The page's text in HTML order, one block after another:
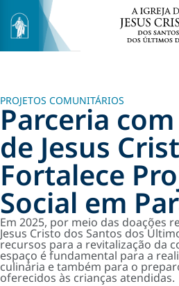
PROJETOS COMUNITÁRIOS
Parceria
de Jesus
Fortalece
Social em
Em 2025, por meio das doações
Jesus Cristo dos Santos dos
recursos para a revitalização da
espaço é fundamental para a
culinária e também para o
oferecidos às crianças atendidas.